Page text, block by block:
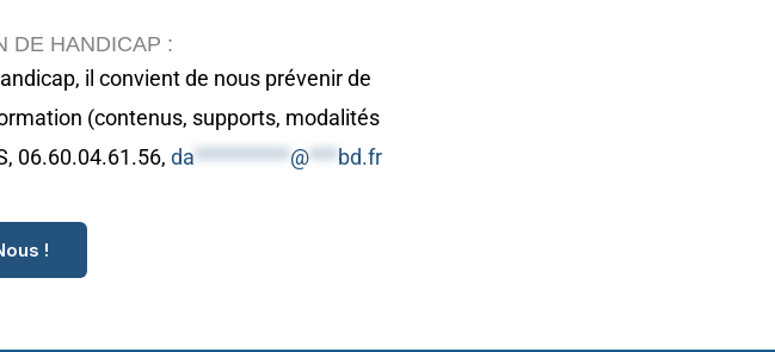
DE HANDICAP :
il convient de nous prévenir de
(contenus, supports, modalités
06.60.04.61.56, da**********@***bd.fr
!